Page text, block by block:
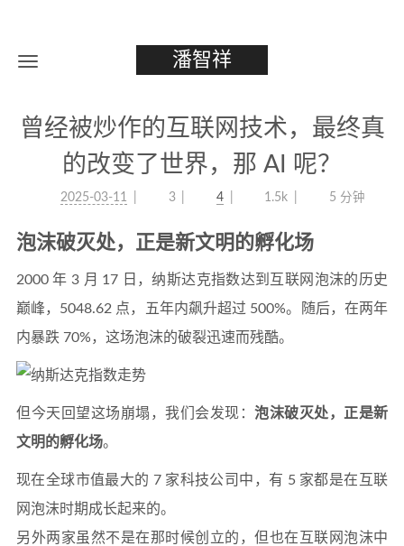
潘智祥
曾经被炒作的互联网技术，最终真
的改变了世界，那 AI 呢？
2025-03-11 3 4 1.5k 5 分钟
泡沫破灭处，正是新文明的孵化场
2000 年 3 月 17 日，纳斯达克指数达到互联网泡沫的历史
巅峰，5048.62 点，五年内飙升超过 500%。随后，在两年
内暴跌 70%，这场泡沫的破裂迅速而残酷。
但今天回望这场崩塌，我们会发现： 泡沫破灭处，正是新
文明的孵化场。
现在全球市值最大的 7 家科技公司中，有 5 家都是在互联
网泡沫时期成长起来的。
另外两家虽然不是在那时候创立的，但也在互联网泡沫中